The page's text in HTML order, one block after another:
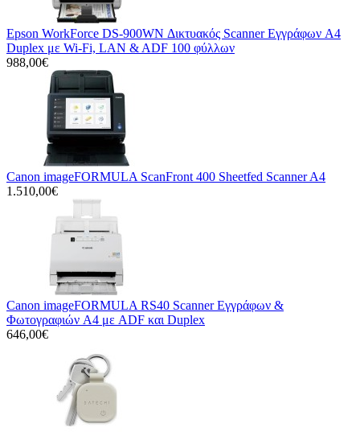
Epson WorkForce DS-900WN Δικτυακός Scanner Εγγράφων A4
Duplex με Wi-Fi, LAN & ADF 100 φύλλων
988,00€
Canon imageFORMULA ScanFront 400 Sheetfed Scanner A4
1.510,00€
Canon imageFORMULA RS40 Scanner Εγγράφων &
Φωτογραφιών A4 με ADF και Duplex
646,00€